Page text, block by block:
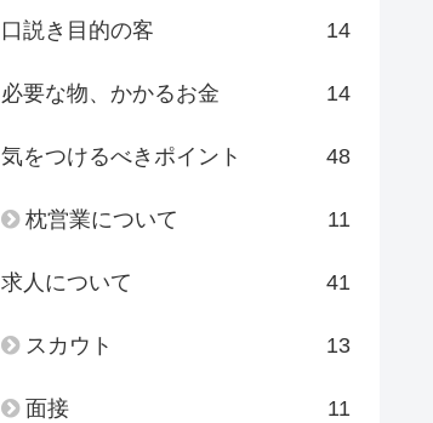
口説き目的の客 14
必要な物、かかるお金 14
気をつけるべきポイント 48
枕営業について 11
求人について 41
スカウト 13
面接 11